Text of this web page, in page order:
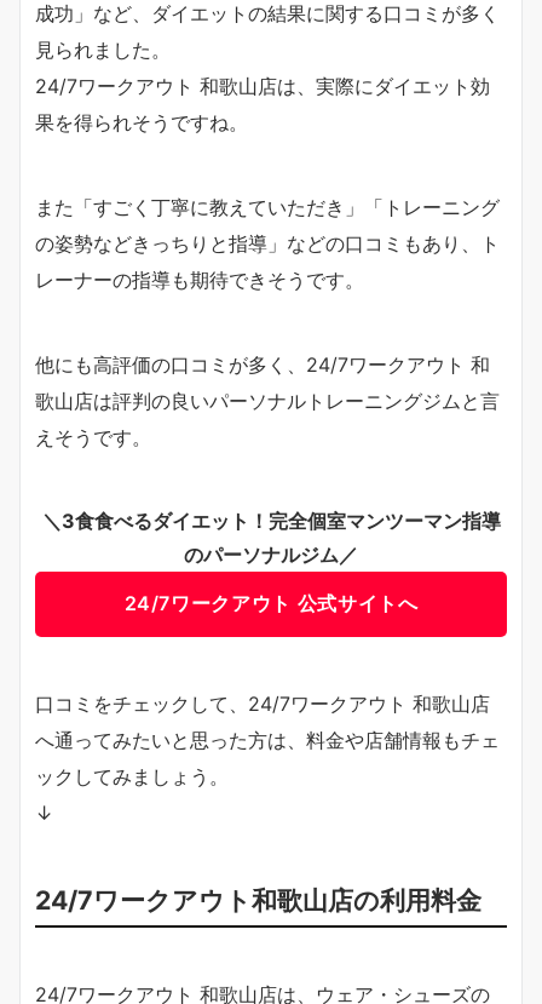
成功」など、ダイエットの結果に関する口コミが多く
見られました。
24/7ワークアウト 和歌山店は、実際にダイエット効
果を得られそうですね。
また「すごく丁寧に教えていただき」「トレーニング
の姿勢などきっちりと指導」などの口コミもあり、ト
レーナーの指導も期待できそうです。
他にも高評価の口コミが多く、24/7ワークアウト 和
歌山店は評判の良いパーソナルトレーニングジムと言
えそうです。
＼3食食べるダイエット！完全個室マンツーマン指導
のパーソナルジム／
24/7ワークアウト 公式サイトへ
口コミをチェックして、24/7ワークアウト 和歌山店
へ通ってみたいと思った方は、料金や店舗情報もチェ
ックしてみましょう。
↓
24/7ワークアウト和歌山店の利用料金
24/7ワークアウト 和歌山店は、ウェア・シューズの